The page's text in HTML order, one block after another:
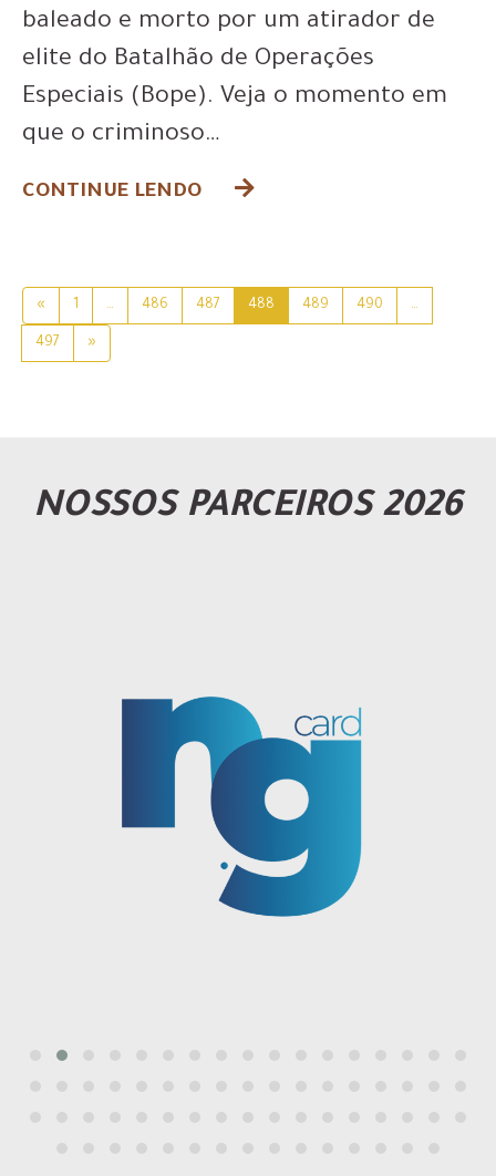
baleado e morto por um atirador de
elite do Batalhão de Operações
Especiais (Bope). Veja o momento em
que o criminoso…
CONTINUE LENDO
« 1 … 486 487 488 489 490 …
497 »
NOSSOS PARCEIROS 2026